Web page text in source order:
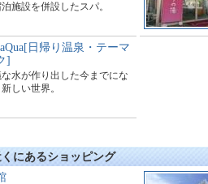
施設を併設したスパ。
日帰り温泉・テーマ
]
水が作り出した今までにな
しい世界。
にあるショッピング